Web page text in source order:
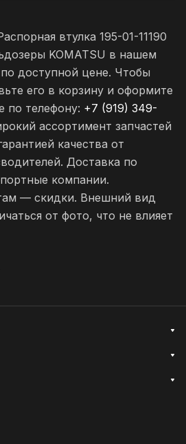
втулка 195-01-11190
KOMATSU в нашем
доступной цене. Чтобы
его в корзину и оформите
по телефону: +7 (919) 349-
ассортимент запчастей
качества от
Доставка по
компании.
— скидки. Внешний вид
от фото, что не влияет